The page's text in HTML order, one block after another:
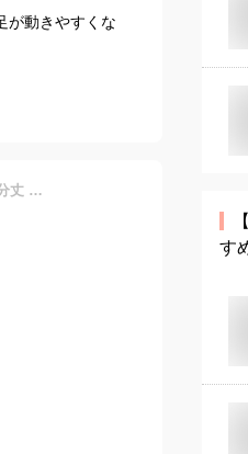
が動きやすくな
【ブランド直営】 クライミング ジョガー パンツ 美脚 綿 ボトムス 9分丈 裾ゴム 春 夏 秋 冬 ストレッチ テーパード ストレッチ ゆったり アウトドア キャンプ 登山 ボルダリング カジュアル ママ KRIFF MAYER LADYS クリフメイヤー レディース【TB】
す